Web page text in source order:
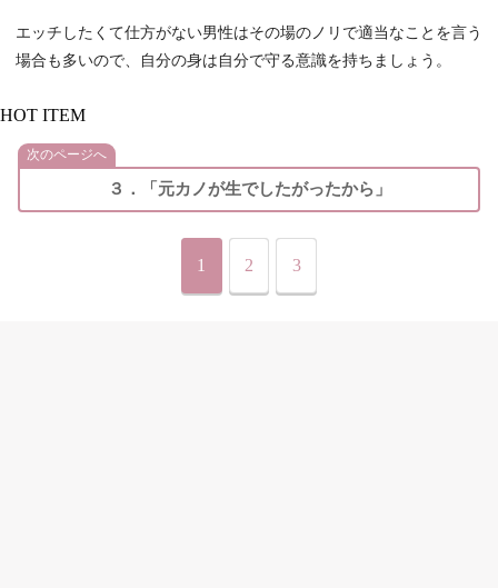
エッチしたくて仕方がない男性はその場のノリで適当なことを言う
場合も多いので、自分の身は自分で守る意識を持ちましょう。
HOT ITEM
次のページへ
３．「元カノが生でしたがったから」
1 2 3